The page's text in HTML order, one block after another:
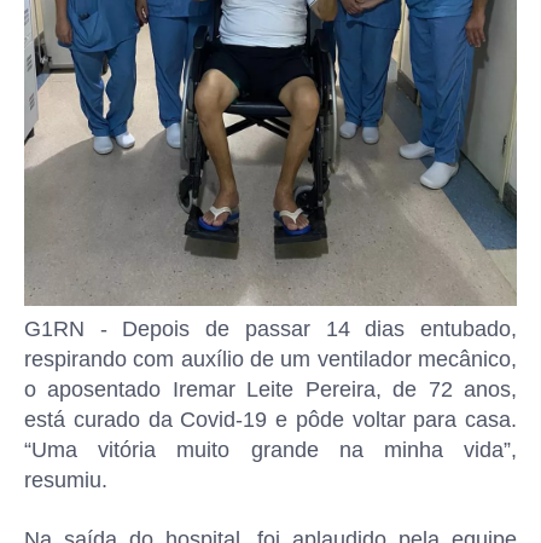
G1RN - Depois de passar 14 dias entubado,
respirando com auxílio de um ventilador mecânico,
o aposentado Iremar Leite Pereira, de 72 anos,
está curado da Covid-19 e pôde voltar para casa.
“Uma vitória muito grande na minha vida”,
resumiu.